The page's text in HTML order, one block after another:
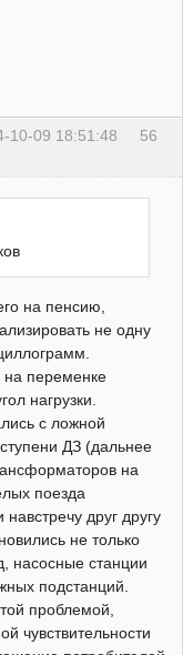
56
10-09 18:51:48
на пенсию,
не одну
на переменке
нагрузки.
с ложной
ДЗ (дальнее
на
поезда
друг другу
не только
насосные станции
подстанций.
проблемой,
чувствительности